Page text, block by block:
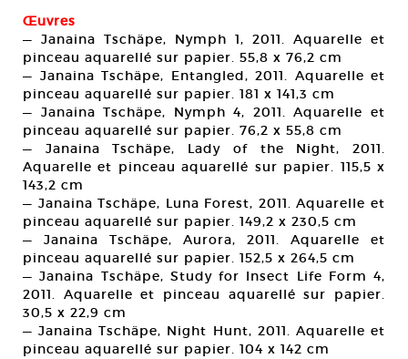
Œuvres
— Janaina Tschäpe, Nymph 1, 2011. Aquarelle et
pinceau aquarellé sur papier. 55,8 x 76,2 cm
— Janaina Tschäpe, Entangled, 2011. Aquarelle et
pinceau aquarellé sur papier. 181 x 141,3 cm
— Janaina Tschäpe, Nymph 4, 2011. Aquarelle et
pinceau aquarellé sur papier. 76,2 x 55,8 cm
— Janaina Tschäpe, Lady of the Night, 2011.
Aquarelle et pinceau aquarellé sur papier. 115,5 x
143,2 cm
— Janaina Tschäpe, Luna Forest, 2011. Aquarelle et
pinceau aquarellé sur papier. 149,2 x 230,5 cm
— Janaina Tschäpe, Aurora, 2011. Aquarelle et
pinceau aquarellé sur papier. 152,5 x 264,5 cm
— Janaina Tschäpe, Study for Insect Life Form 4,
2011. Aquarelle et pinceau aquarellé sur papier.
30,5 x 22,9 cm
— Janaina Tschäpe, Night Hunt, 2011. Aquarelle et
pinceau aquarellé sur papier. 104 x 142 cm